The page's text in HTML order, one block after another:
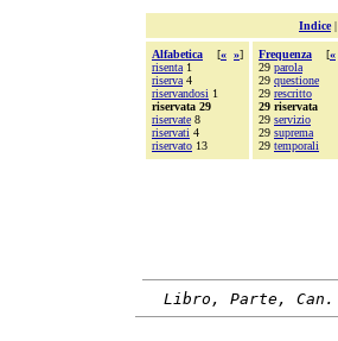
Indice|
Alfabetica [« »]
risenta 1
riserva 4
riservandosi 1
riservata 29
riservate 8
riservati 4
riservato 13
Frequenza [«
29 parola
29 questione
29 rescritto
29 riservata
29 servizio
29 suprema
29 temporali
Libro, Parte, Can.